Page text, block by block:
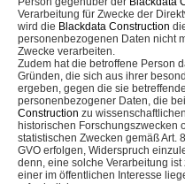
Verarbeitung für Zwecke der
wird die Blackdata Construction
personenbezogenen Daten nicht
Zwecke verarbeiten.
Zudem hat die betroffene Person
Gründen, die sich aus ihrer
ergeben, gegen die sie
personenbezogener Daten, die
Construction zu
historischen Forschungszwecken
statistischen Zwecken gemäß Art.
GVO erfolgen, Widerspruch
denn, eine solche Verarbeitung ist
einer im öffentlichen Interesse